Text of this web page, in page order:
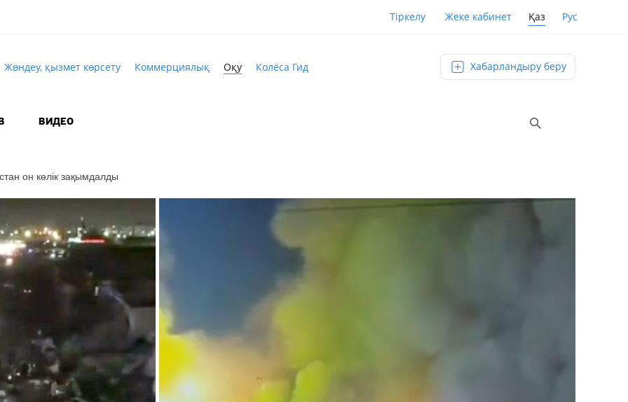
Тіркелу Жеке кабинет Қаз Рус
Жөндеу, қызмет көрсету Коммерциялық Оқу Колёса Гид Хабарландыру беру
ВИДЕО
он көлік зақымдалды